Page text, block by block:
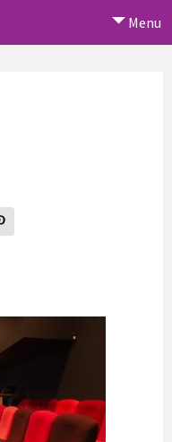
Menu